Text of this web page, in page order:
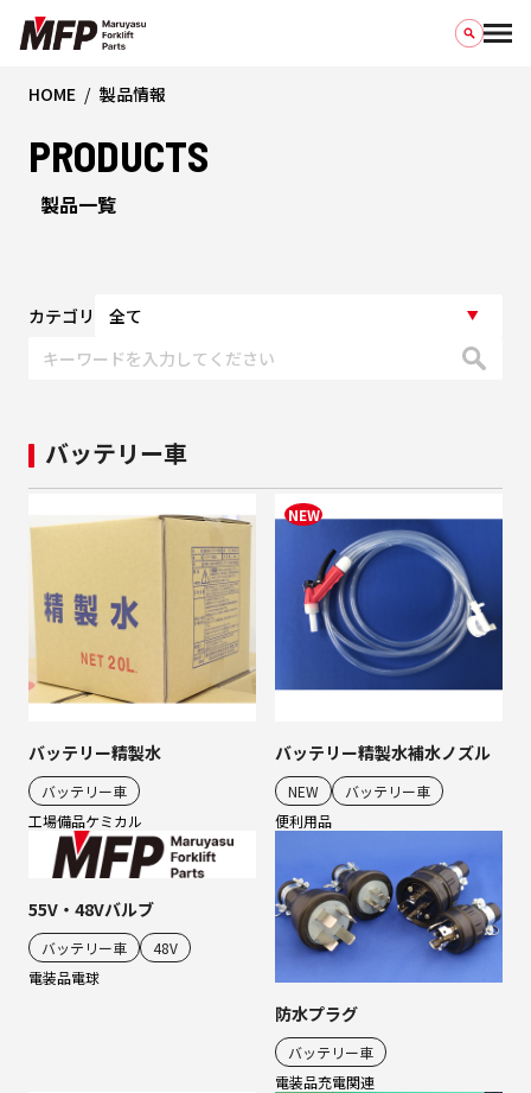
HOME 製品情報
PRODUCTS
製品一覧
カテゴリ
バッテリー車
バッテリー精製水
バッテリー車
工場備品ケミカル
バッテリー精製水補水ノズル
NEW
バッテリー車
便利用品
55V・48Vバルブ
バッテリー車
48V
電装品電球
防水プラグ
バッテリー車
電装品充電関連